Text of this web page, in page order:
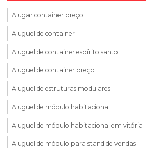
Alugar container preço
Aluguel de container
Aluguel de container espírito santo
Aluguel de container preço
Aluguel de estruturas modulares
Aluguel de módulo habitacional
Aluguel de módulo habitacional em vitória
Aluguel de módulo para stand de vendas